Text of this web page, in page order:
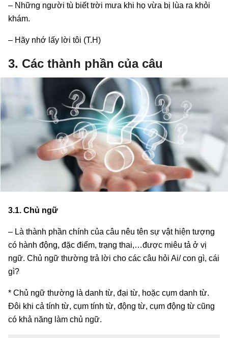
– Những người tù biết trời mưa khi họ vừa bị lùa ra khỏi
khám.
– Hãy nhớ lấy lời tôi (T.H)
3. Các thành phần của câu
3.1. Chủ ngữ
– Là thành phần chính của câu nêu tên sự vật hiện tượng
có hành động, đặc điểm, trạng thai,…được miêu tả ở vị
ngữ. Chủ ngữ thường trả lời cho các câu hỏi Ai/ con gì, cái
gì?
* Chủ ngữ thường là danh từ, đại từ, hoặc cụm danh từ.
Đôi khi cả tính từ, cụm tính từ, động từ, cụm động từ cũng
có khả năng làm chủ ngữ.